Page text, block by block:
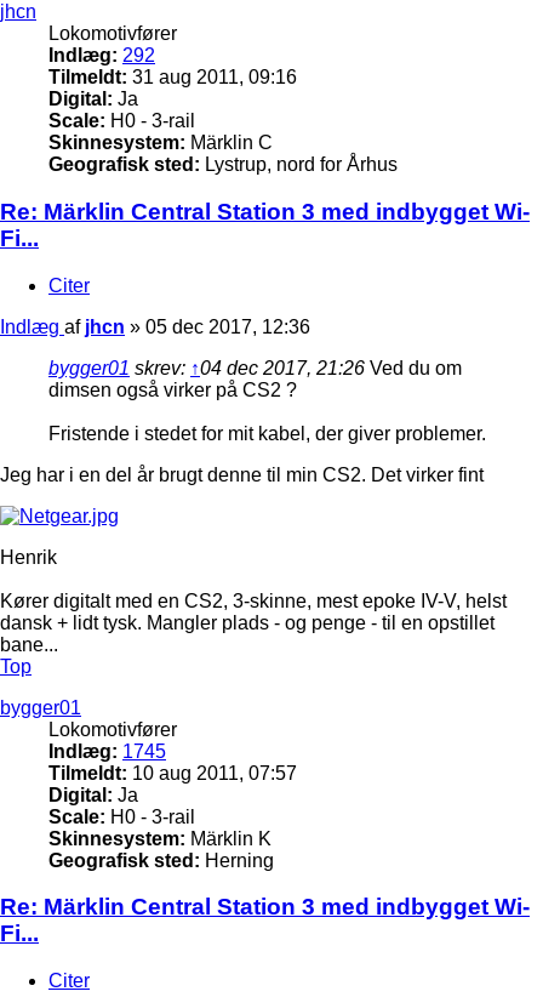
jhcn
Lokomotivfører
Indlæg: 292
Tilmeldt: 31 aug 2011, 09:16
Digital: Ja
Scale: H0 - 3-rail
Skinnesystem: Märklin C
Geografisk sted: Lystrup, nord for Århus
Re: Märklin Central Station 3 med indbygget Wi-
Fi...
Citer
Indlæg af jhcn » 05 dec 2017, 12:36
bygger01 skrev: ↑04 dec 2017, 21:26 Ved du om
dimsen også virker på CS2 ?
Fristende i stedet for mit kabel, der giver problemer.
Jeg har i en del år brugt denne til min CS2. Det virker fint
Henrik
Kører digitalt med en CS2, 3-skinne, mest epoke IV-V, helst
dansk + lidt tysk. Mangler plads - og penge - til en opstillet
bane...
Top
bygger01
Lokomotivfører
Indlæg: 1745
Tilmeldt: 10 aug 2011, 07:57
Digital: Ja
Scale: H0 - 3-rail
Skinnesystem: Märklin K
Geografisk sted: Herning
Re: Märklin Central Station 3 med indbygget Wi-
Fi...
Citer